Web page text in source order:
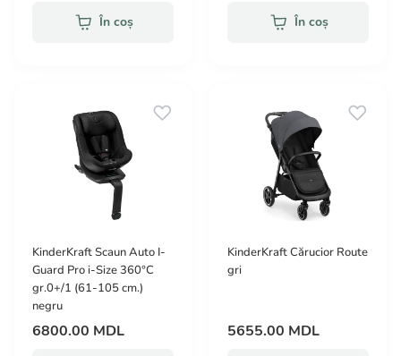
În coș În coș
KinderKraft Scaun Auto I-
Guard Pro i-Size 360°С
gr.0+/1 (61-105 cm.)
negru
6800.00 MDL
KinderKraft Cărucior Route
gri
5655.00 MDL